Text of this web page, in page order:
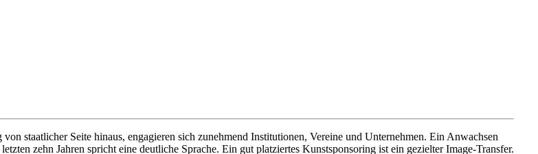
staatlicher Seite hinaus, engagieren sich zunehmend Institutionen, Vereine und Unternehmen. Ein Anwachsen
zehn Jahren spricht eine deutliche Sprache. Ein gut platziertes Kunstsponsoring ist ein gezielter Image-Transfer.